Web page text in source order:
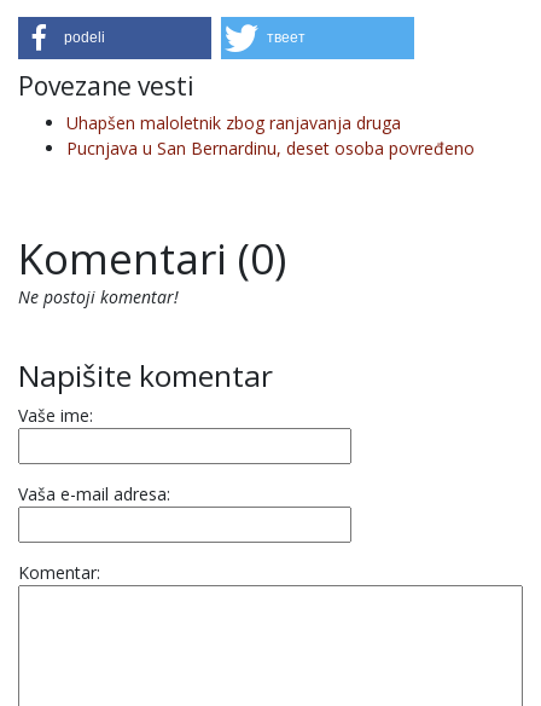
podeli твеет
Povezane vesti
Uhapšen maloletnik zbog ranjavanja druga
Pucnjava u San Bernardinu, deset osoba povređeno
Komentari (0)
Ne postoji komentar!
Napišite komentar
Vaše ime:
Vaša e-mail adresa:
Komentar: